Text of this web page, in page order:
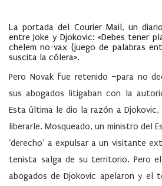
La portada del Courier Mail, un
entre Joke y Djokovic: «Debes tener
chelem no-vax (juego de palabras
suscita la cólera».
Pero Novak fue retenido –para no
sus abogados litigaban con la
Esta última le dio la razón a
liberarle. Mosqueado, un ministro del
‘derecho’ a expulsar a un visitante
tenista salga de su territorio. Pero
abogados de Djokovic apelaron y el